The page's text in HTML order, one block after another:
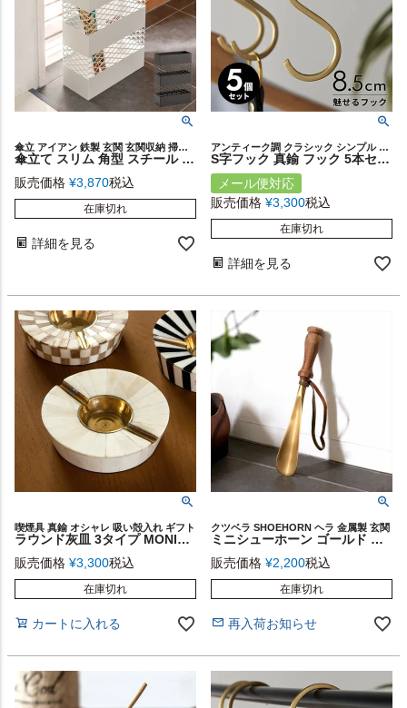
傘立 アイアン 鉄製 玄関 玄関収納 掃除用具収納 新築祝い
傘立て スリム 角型 スチール 幅28×奥行12cm ホワイト ダークブラウン [91468]【 カサ立て 傘たて 玄関 傘立て アンブレラスタンド アンブレラホルダー メッシュ 省スペース ナチュラル おしゃれ シンプル モダン ギフト プレゼント 新生活】
販売価格 ¥3,870税込
在庫切れ
詳細を見る
アンティーク調 クラシック シンプル フラット 店舗 什器 カフェ 手作り ハンドメイド レストラン 繊細 華奢 上品 クローゼット 服 バッグ 帽子 コート マフラー 植物 レトロ プレゼント
S字フック 真鍮 フック 5本セット Sサイズ 小 約 W 4cm D 0.2cm H 8.5cm ゴールド 金属 アンティーク 風 吊下げ 見せる 収納 S字ハンガー S字 ウォールデコレーション ウォールフック 壁飾り おしゃれ 北欧 リゾート 雑貨 インテリア メール便対応 西海岸 [set5-34601]
メール便対応
販売価格 ¥3,300税込
在庫切れ
詳細を見る
喫煙具 真鍮 オシャレ 吸い殻入れ ギフト
ラウンド灰皿 3タイプ MONIQUE CHARTLAND ボーン おしゃれ [90060-a 90060-b 90060-c]【 卓上灰皿 アッシュトレイ インテリア雑貨 タバコ シガレット プレゼント 手作り 】
販売価格 ¥3,300税込
在庫切れ
カートに入れる
クツベラ SHOEHORN ヘラ 金属製 玄関
ミニシューホーン ゴールド 靴べら 靴ベラ コンパクトサイズ [90061]【 ショート お洒落 ゴールド シューホーン 真鍮 ブレス インテリア雑貨 】
販売価格 ¥2,200税込
在庫切れ
再入荷お知らせ